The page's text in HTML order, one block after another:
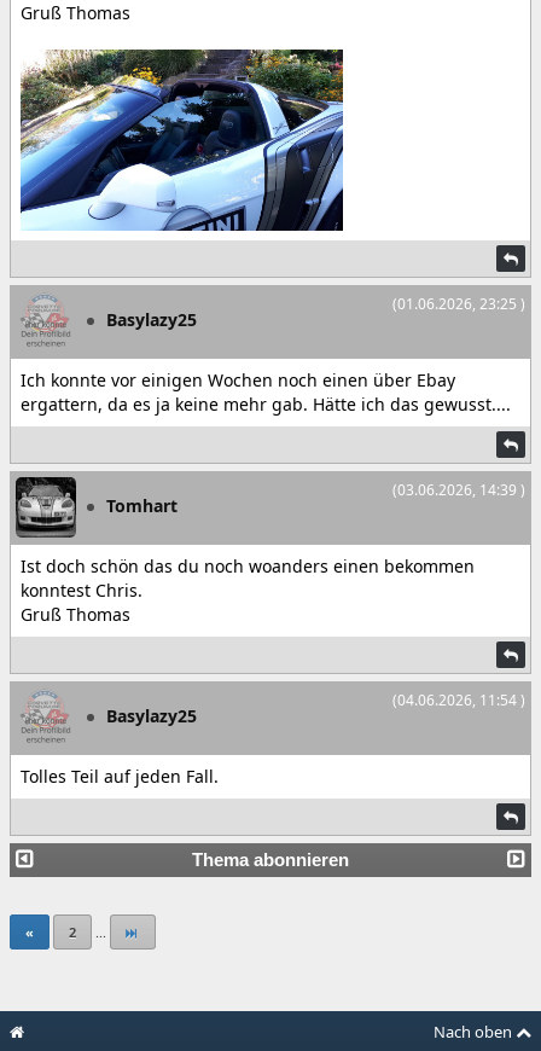
Gruß Thomas
(01.06.2026, 23:25 )
Basylazy25
Ich konnte vor einigen Wochen noch einen über Ebay
ergattern, da es ja keine mehr gab. Hätte ich das gewusst....
(03.06.2026, 14:39 )
Tomhart
Ist doch schön das du noch woanders einen bekommen
konntest Chris.
Gruß Thomas
(04.06.2026, 11:54 )
Basylazy25
Tolles Teil auf jeden Fall.
Thema abonnieren
« 2 ...
Nach oben